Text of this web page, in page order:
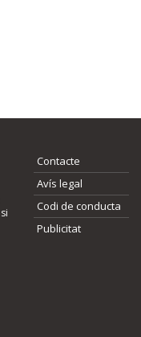
si
Contacte
Avís legal
Codi de conducta
Publicitat